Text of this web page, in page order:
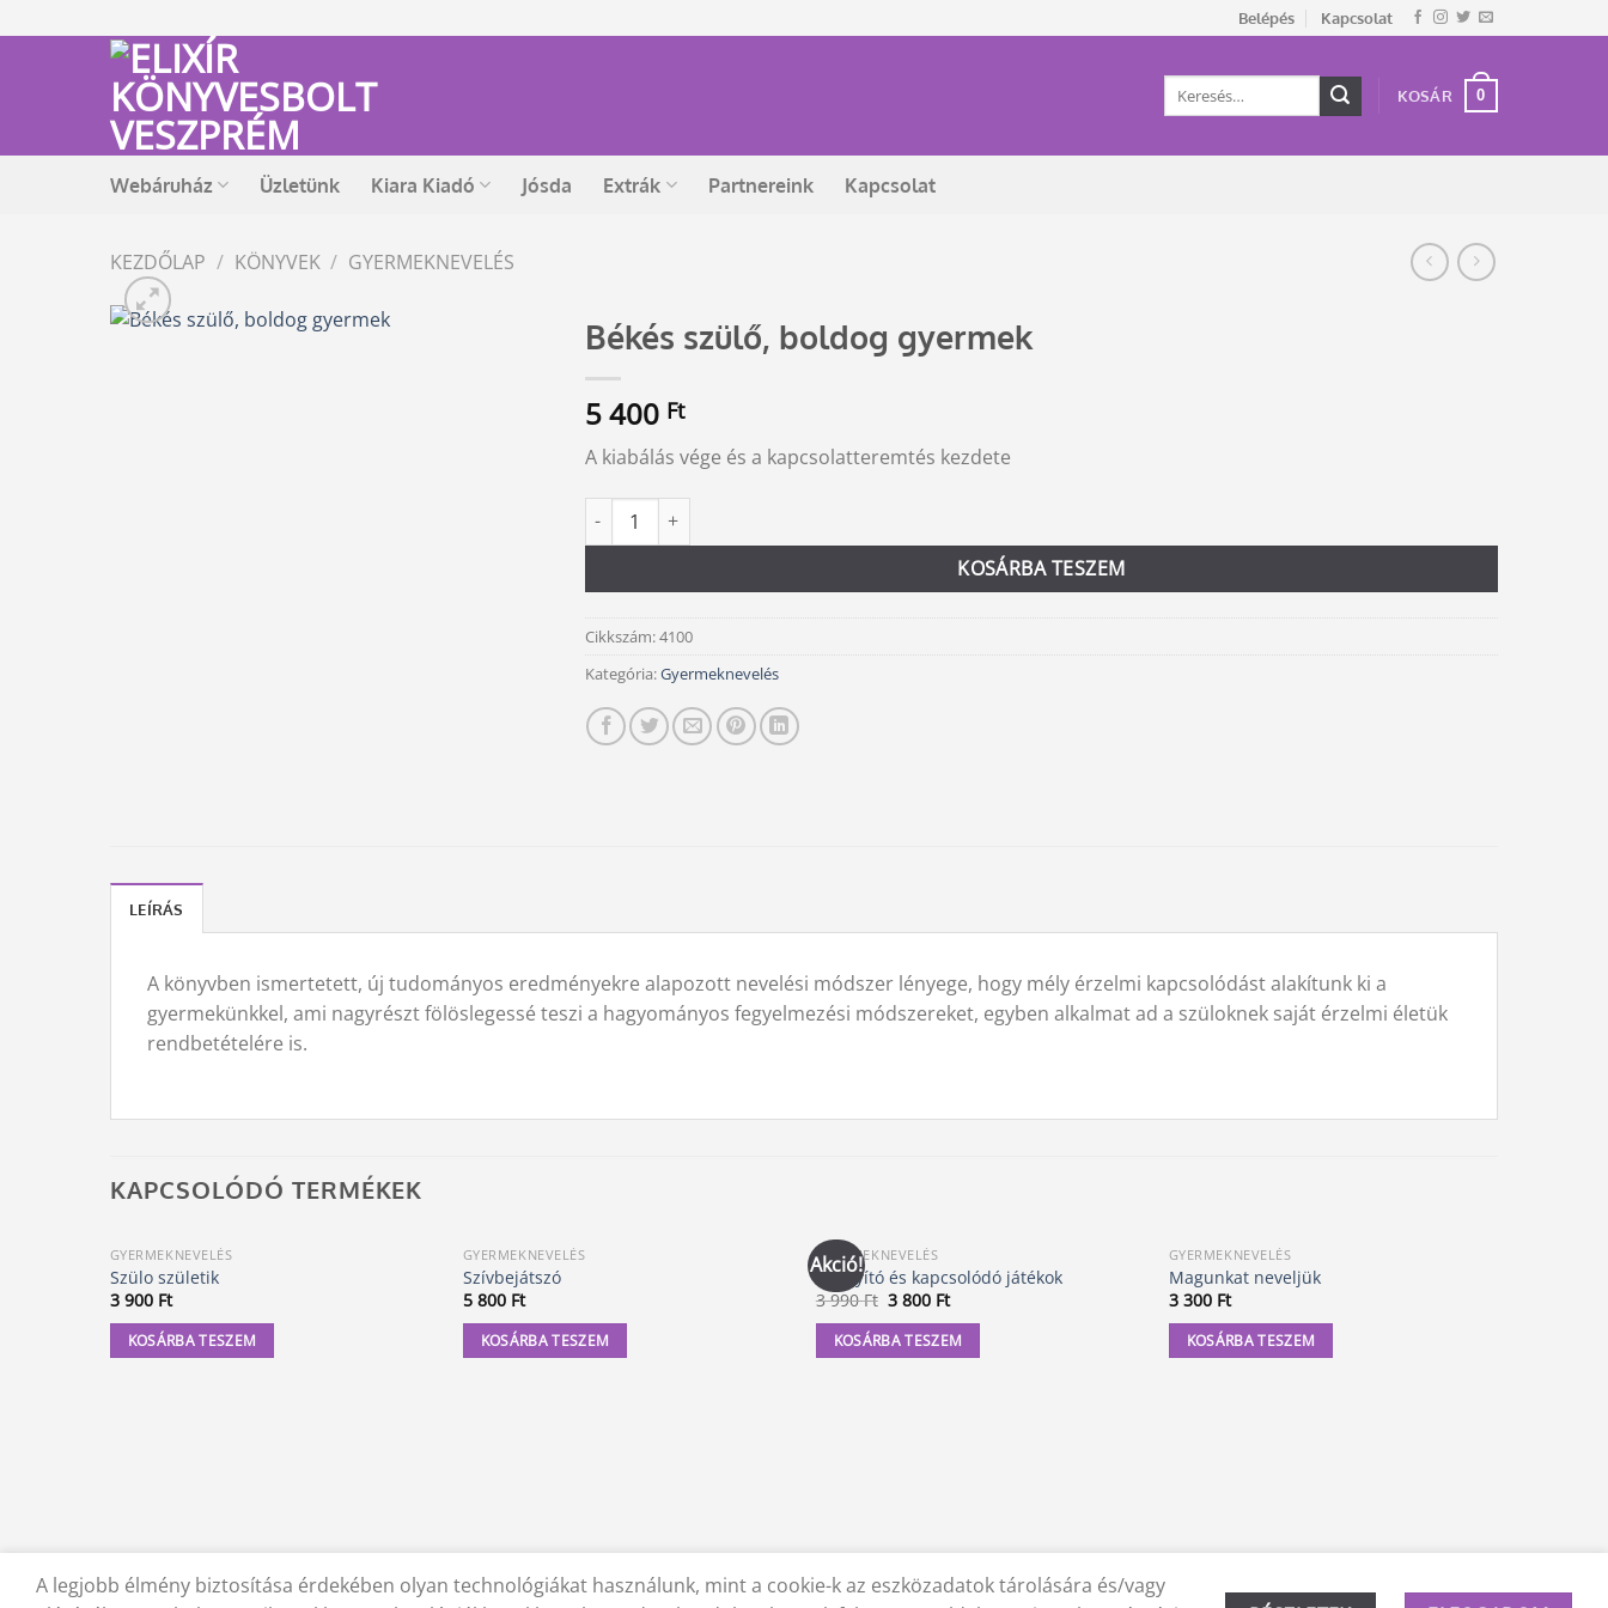
to
Belépés Kapcsolat
Keresés
KOSÁR 0
Webáruház Üzletünk Kiara Kiadó Jósda Extrák Partnereink Kapcsolat
KEZDŐLAP / KÖNYVEK / GYERMEKNEVELÉS
Békés szülő, boldog gyermek
5 400 Ft
A kiabálás vége és a kapcsolatteremtés kezdete
Békés szülő, boldog gyermek mennyiség
KOSÁRBA TESZEM
Alternative:
Cikkszám:4100
Kategória:Gyermeknevelés
LEÍRÁS
A könyvben ismertetett, új tudományos eredményekre alapozott nevelési módszer lényege, hogy mély érzelmi kapcsolódást alakítunk ki a
gyermekünkkel, ami nagyrészt fölöslegessé teszi a hagyományos fegyelmezési módszereket, egyben alkalmat ad a szüloknek saját érzelmi életük
rendbetételére is.
KAPCSOLÓDÓ TERMÉKEK
GYERMEKNEVELÉS
Szülo születik
3 900 Ft
KOSÁRBA TESZEM
GYERMEKNEVELÉS
Szívbejátszó
5 800 Ft
KOSÁRBA TESZEM
Akció!
GYERMEKNEVELÉS
Gyógyító és kapcsolódó játékok
3 990Ft Original
was:
3
3 800 FtCurrent
is:
3
KOSÁRBA TESZEM
GYERMEKNEVELÉS
Magunkat neveljük
3 300 Ft
KOSÁRBA TESZEM
A legjobb élmény biztosítása érdekében olyan technológiákat használunk, mint a cookie-k az eszközadatok tárolására és/vagy